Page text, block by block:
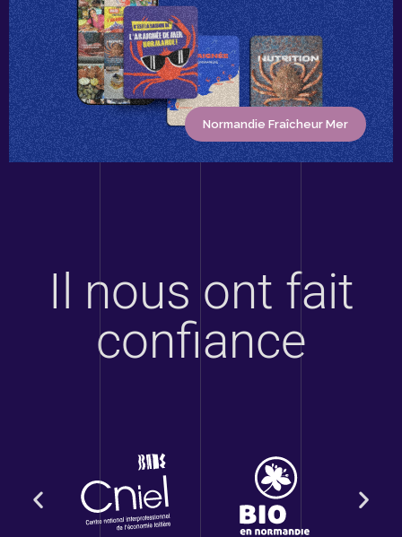
Normandie Fraîcheur Mer
Il nous ont fait
confiance